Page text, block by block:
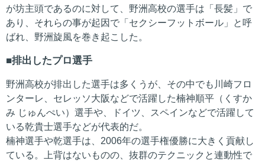
が坊主頭であるのに対して、野洲高校の選手は「長髪」で
あり、それらの事が起因で「セクシーフットボール」と呼
ばれ、野洲旋風を巻き起こした。
排出したプロ選手
野洲高校が排出した選手は多くうが、その中でも川崎フロ
ンターレ、セレッソ大阪などで活躍した楠神順平（くすか
み じゅんぺい）選手や、ドイツ、スペインなどで活躍して
いる乾貴士選手などが代表的だ。
楠神選手や乾選手は、2006年の選手権優勝に大きく貢献し
ている。上背はないものの、抜群のテクニックと連動性で